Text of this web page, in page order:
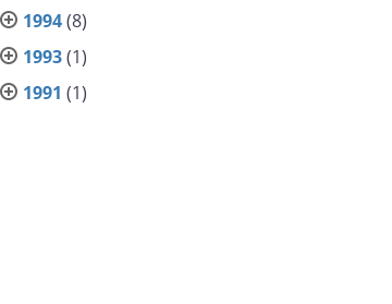
1994(8)
1993(1)
1991 (1)